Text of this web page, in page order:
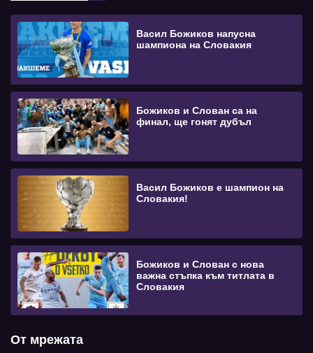
Васил Божиков напусна
шампиона на Словакия
Божиков и Слован са на
финал, ще гонят дубъл
Васил Божиков е шампион на
Словакия!
Божиков и Слован с нова
важна стъпка към титлата в
Словакия
От мрежата